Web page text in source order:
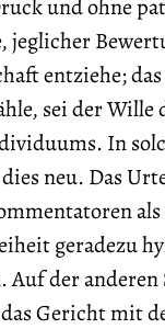
und ohne
jeglicher
entziehe;
sei der Wille
In
neu. Das
geradezu
Auf der anderen
Gericht mit